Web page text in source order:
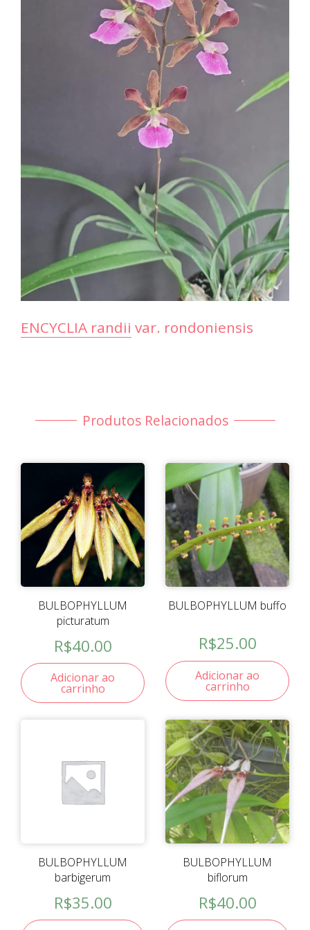
ENCYCLIA randii var. rondoniensis
Produtos Relacionados
BULBOPHYLLUM
picturatum
R$40.00
Adicionar ao
carrinho
BULBOPHYLLUM buffo
R$25.00
Adicionar ao
carrinho
BULBOPHYLLUM
barbigerum
R$35.00
BULBOPHYLLUM
biflorum
R$40.00